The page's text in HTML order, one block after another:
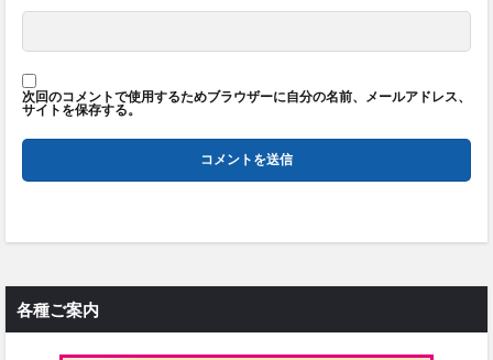
次回のコメントで使用するためブラウザーに自分の名前、メールアドレス、
サイトを保存する。
各種ご案内